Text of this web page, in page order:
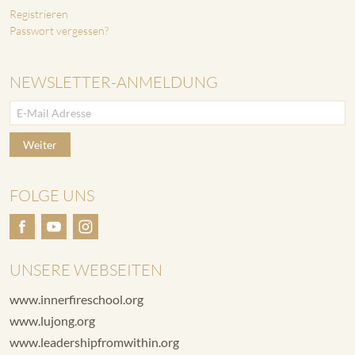
Registrieren
Passwort vergessen?
NEWSLETTER-ANMELDUNG
Weiter
FOLGE UNS
UNSERE WEBSEITEN
www.innerfireschool.org
www.lujong.org
www.leadershipfromwithin.org